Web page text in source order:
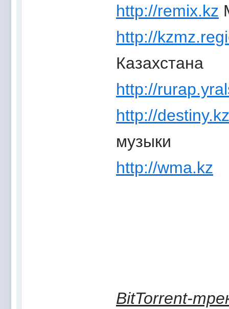
http://remix.kz
http://
Казахстана
http://
http://destiny.kz
музыки
http://wma.kz
BitTorrent-